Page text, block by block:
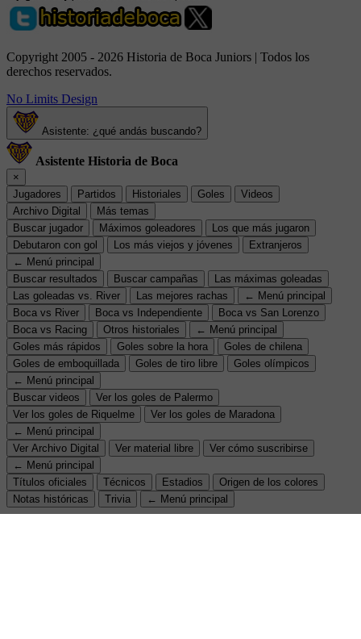
Copyright 2005 - 2026 Historia de Boca Juniors | Todos los
derechos reservados.
No Limits Design
Asistente: ¿qué andás buscando?
Asistente Historia de Boca
×
Jugadores
Partidos Historiales Goles
Videos
Archivo Digital
Más temas
Buscar jugador
Máximos goleadores
Los que más jugaron
Debutaron con gol
Los más viejos y jóvenes
Extranjeros
← Menú principal
Buscar resultados
Buscar campañas
Las máximas goleadas
Las goleadas vs. River
Las mejores rachas
← Menú principal
Boca vs River
Boca vs Independiente
Boca vs San Lorenzo
Boca vs Racing
Otros historiales
← Menú principal
Goles más rápidos
Goles sobre la hora
Goles de chilena
Goles de emboquillada
Goles de tiro libre
Goles olímpicos
← Menú principal
Buscar videos
Ver los goles de Palermo
Ver los goles de Riquelme
Ver los goles de Maradona
← Menú principal
Ver Archivo Digital
Ver material libre
Ver cómo suscribirse
← Menú principal
Títulos oficiales
Técnicos Estadios
Origen de los colores
Notas históricas
Trivia ← Menú principal